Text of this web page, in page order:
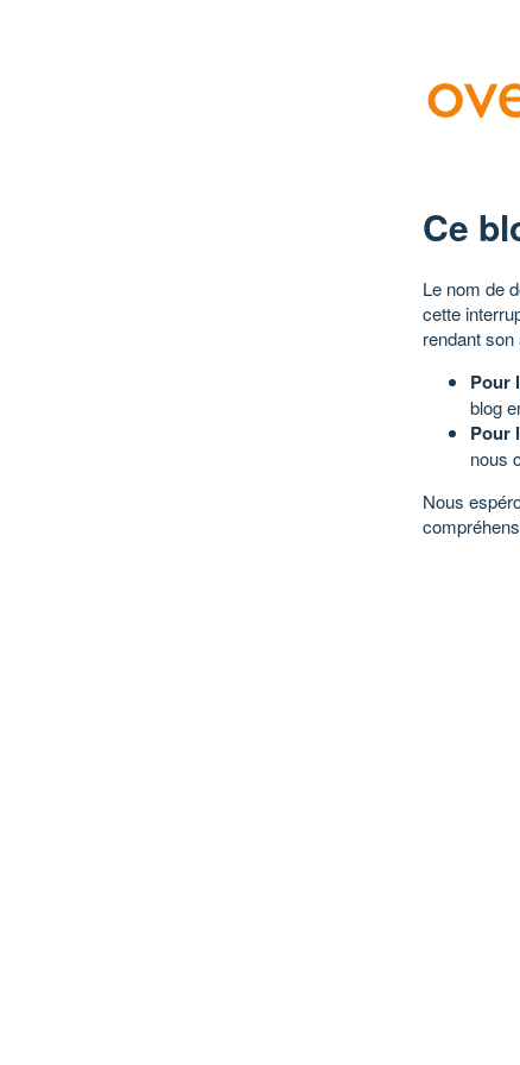
Ce
Le nom de
cette
rendant son
Pour
blog
Pour
nous
Nous